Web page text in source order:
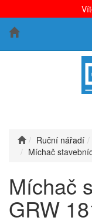
Ruční nářadí
Míchač
Míchač
GRW